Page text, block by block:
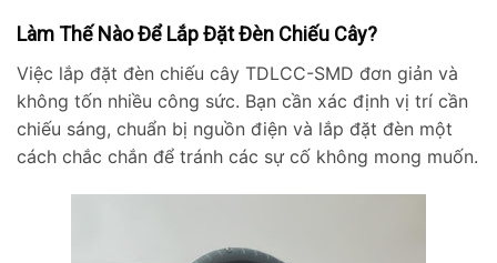
Làm Thế Nào Để Lắp Đặt Đèn Chiếu Cây?
Việc lắp đặt đèn chiếu cây TDLCC-SMD đơn giản và
không tốn nhiều công sức. Bạn cần xác định vị trí cần
chiếu sáng, chuẩn bị nguồn điện và lắp đặt đèn một
cách chắc chắn để tránh các sự cố không mong muốn.